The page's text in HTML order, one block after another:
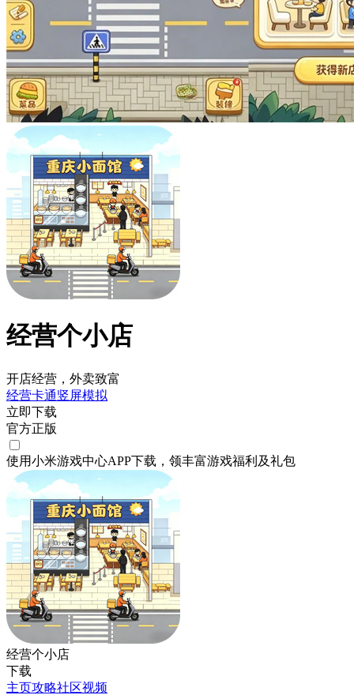
经营个小店
开店经营，外卖致富
经营卡通竖屏模拟
立即下载
官方正版
使用小米游戏中心APP下载 ，领丰富游戏福利 及礼包
经营个小店
下载
主页攻略社区视频